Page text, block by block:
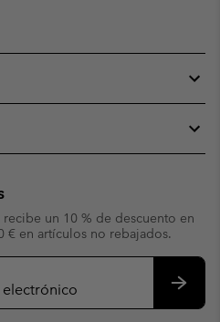
un 10 % de descuento en
€ en artículos no rebajados.